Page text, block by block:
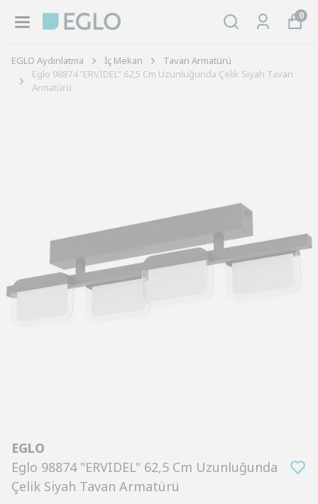
0
EGLO Aydınlatma İç Mekan
Tavan Armatürü
Eglo 98874 "ERVIDEL" 62,5 Cm Uzunluğunda Çelik Siyah Tavan
Armatürü
EGLO
Eglo 98874 "ERVIDEL" 62,5 Cm Uzunluğunda
Çelik Siyah Tavan Armatürü